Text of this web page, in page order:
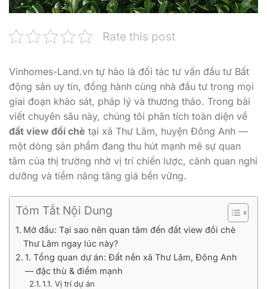
Rate this post
Vinhomes-Land.vn tự hào là đối tác tư vấn đầu tư Bất
động sản uy tín, đồng hành cùng nhà đầu tư trong mọi
giai đoạn khảo sát, pháp lý và thương thảo. Trong bài
viết chuyên sâu này, chúng tôi phân tích toàn diện về
đất view đồi chè tại xã Thư Lâm, huyện Đông Anh —
một dòng sản phẩm đang thu hút mạnh mẽ sự quan
tâm của thị trường nhờ vị trí chiến lược, cảnh quan nghỉ
dưỡng và tiềm năng tăng giá bền vững.
Tóm Tắt Nội Dung
Mở đầu: Tại sao nên quan tâm đến đất view đồi chè
Thư Lâm ngay lúc này?
1. Tổng quan dự án: Đất nền xã Thư Lâm, Đông Anh
— đặc thù & điểm mạnh
1.1. Vị trí dự án